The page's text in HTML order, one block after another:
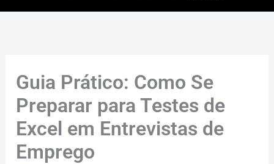
Guia Prático: Como Se
Preparar para Testes de
Excel em Entrevistas de
Emprego